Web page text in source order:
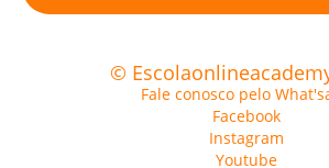
©
Fale conosco pelo
Facebook
Instagram
Youtube